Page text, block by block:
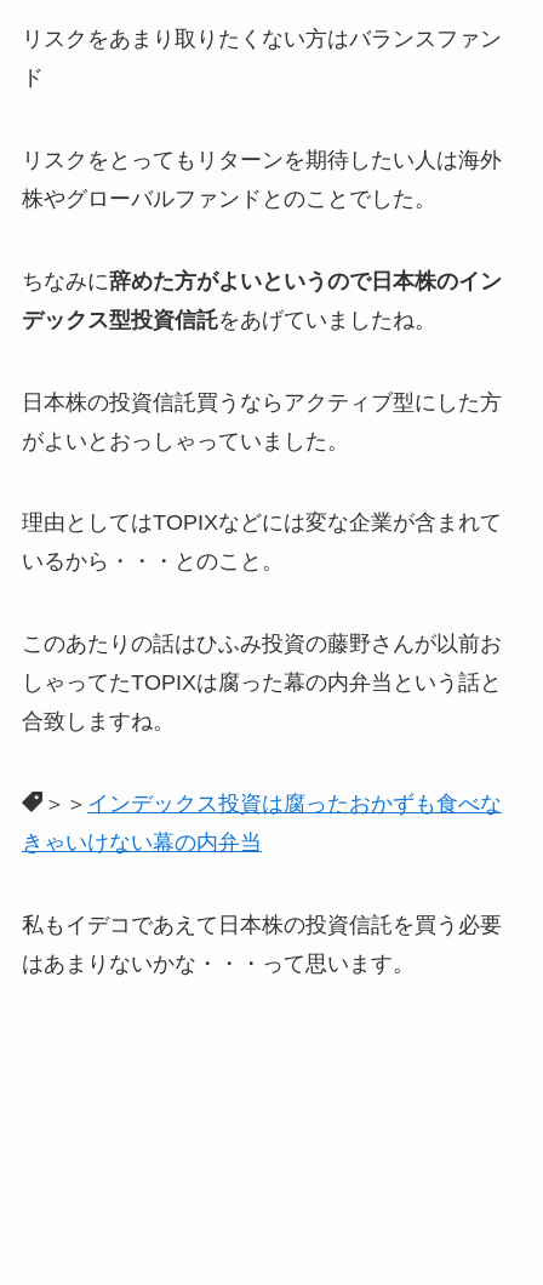
リスクをあまり取りたくない方はバランスファン
ド
リスクをとってもリターンを期待したい人は海外
株やグローバルファンドとのことでした。
ちなみに辞めた方がよいというので日本株のイン
デックス型投資信託をあげていましたね。
日本株の投資信託買うならアクティブ型にした方
がよいとおっしゃっていました。
理由としてはTOPIXなどには変な企業が含まれて
いるから・・・とのこと。
このあたりの話はひふみ投資の藤野さんが以前お
しゃってたTOPIXは腐った幕の内弁当という話と
合致しますね。
＞＞ インデックス投資は腐ったおかずも食べな
きゃいけない幕の内弁当
私もイデコであえて日本株の投資信託を買う必要
はあまりないかな・・・って思います。